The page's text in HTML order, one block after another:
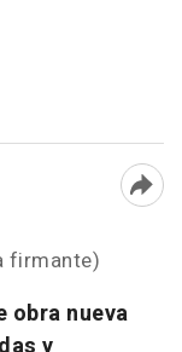
firmante)
nueva